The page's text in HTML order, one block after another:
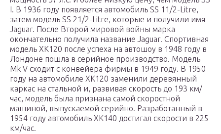
I. В 1936 году появляется автомобиль SS 11/2-Litre,
затем модель SS 21/2-Litre, которые и получили имя
Jaguar. После Второй мировой войны марка
окончательно получила название Jaguar. Спортивная
модель XK120 после успеха на автошоу в 1948 году в
Лондоне пошла в серийное производство. Модель
Mk V сходит с конвейера фирмы в 1949 году. В 1950
году на автомобиле XK120 заменили деревянный
каркас на стальной и, развивая скорость до 193 км/
час, модель была признана самой скоростной
машиной, выпускаемой серийно. Разработанный в
1954 году автомобиль XK140 достигал скорости в 225
км/час.